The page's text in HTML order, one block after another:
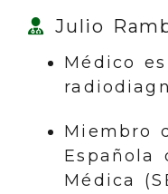
Julio
Médico
Miembro
Española
Médica